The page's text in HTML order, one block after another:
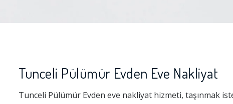
Tunceli Pülümür Evden Eve Nakliyat
Tunceli Pülümür Evden eve nakliyat hizmeti, taşınmak